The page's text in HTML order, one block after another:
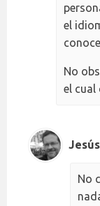
el
No
el cual
No